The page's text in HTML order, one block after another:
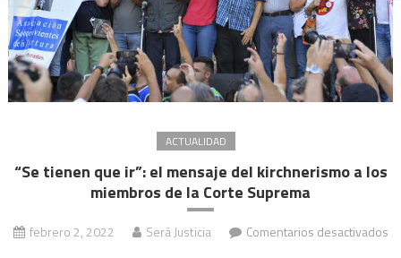
ACTUALIDAD
“Se tienen que ir”: el mensaje del kirchnerismo a los
miembros de la Corte Suprema
febrero 2, 2022 Será Justicia
Comentarios desactivados